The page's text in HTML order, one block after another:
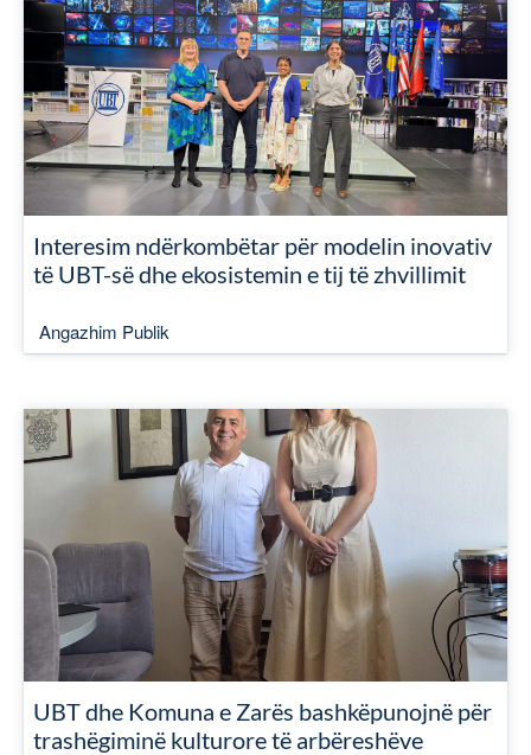
Interesim ndërkombëtar për modelin inovativ
të UBT-së dhe ekosistemin e tij të zhvillimit
Angazhim Publik
UBT dhe Komuna e Zarës bashkëpunojnë për
trashëgiminë kulturore të arbëreshëve